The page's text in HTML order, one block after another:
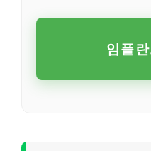
임플